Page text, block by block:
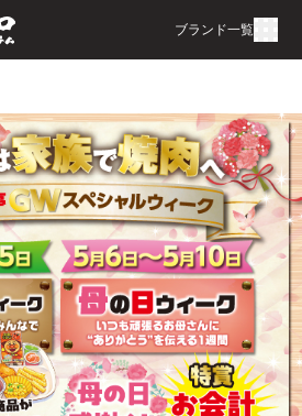
ブランド一覧